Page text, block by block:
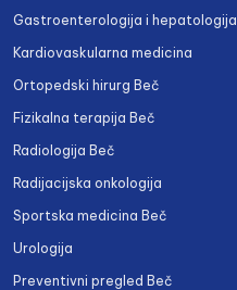
Gastroenterologija i hepatologija
Kardiovaskularna medicina
Ortopedski hirurg Beč
Fizikalna terapija Beč
Radiologija Beč
Radijacijska onkologija
Sportska medicina Beč
Urologija
Preventivni pregled Beč